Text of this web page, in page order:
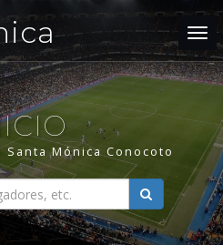
Mónica Conocoto